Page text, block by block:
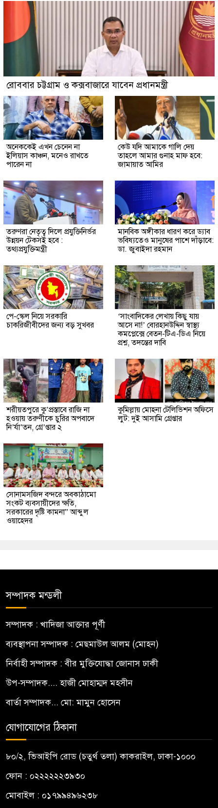
রোববার চট্টগ্রাম ও কক্সবাজারে যাবেন প্রধানমন্ত্রী
অনেককেই এখন চেনেন না
ইলিয়াস কাঞ্চন, মনেও রাখতে
পারেন না
কেউ যদি আমাকে গালি দেয়
তাহলে আমার গুনাহ মাফ হবে:
জামায়াত আমির
তরুণরা নেতৃত্ব দিলে প্রযুক্তিনির্ভর
উন্নয়ন টেকসই হবে :
তথ্যপ্রযুক্তিমন্ত্রী
মানবিক অঙ্গীকার ধারণ করে ড্যাব
ভবিষ্যতেও মানুষের পাশে দাঁড়াবে:
ডা. জুবাইদা রহমান
পে-স্কেল নিয়ে সরকারি
চাকরিজীবীদের জন্য বড় সুখবর
‘সাংবাদিকের লেখায় কিছু যায়
আসে না!’ বোরহানউদ্দিন স্বাস্থ্য
কমপ্লেক্সে বেতন-টিএ-ডিএ নিয়ে
প্রশ্ন, তদন্তের দাবি
শরীয়তপুরে কু’প্রস্তাবে রাজি না
হওয়ায় তরুণীকে চুরির অপবাদে
নি’র্যা’তন, গ্রে’প্তার ২
কুমিল্লায় মোহনা টেলিভিশন অফিসে
লুট: দুই আসামি গ্রেপ্তার
সোনামসজিদ বন্দরে অবকাঠামো
সংকট ব্যবসায়ীদের ক্ষতি,
সরকারের দৃষ্টি কামনা” আব্দুল
ওয়াহেদর
সম্পাদক মন্ডলী
সম্পাদক : খাদিজা আক্তার পূর্ণী
ব্যবস্থাপনা সম্পাদক : মেছমাউল আলম (মোহন)
নির্বাহী সম্পাদক : বীর মুক্তিযোদ্ধা জোনাস ঢাকী
উপ-সম্পাদক.... হাজী মোহাম্মদ মহসীন
বার্তা সম্পাদক... মো: মামুন হোসেন
যোগাযোগের ঠিকানা
৮০/২, ভিআইপি রোড (চতুর্থ তলা) কাকরাইল, ঢাকা-১০০০
ফোন : ০২২২২২২৩৯৩০
মোবাইল : ০১৭৯৯৪৯৬২৩৮